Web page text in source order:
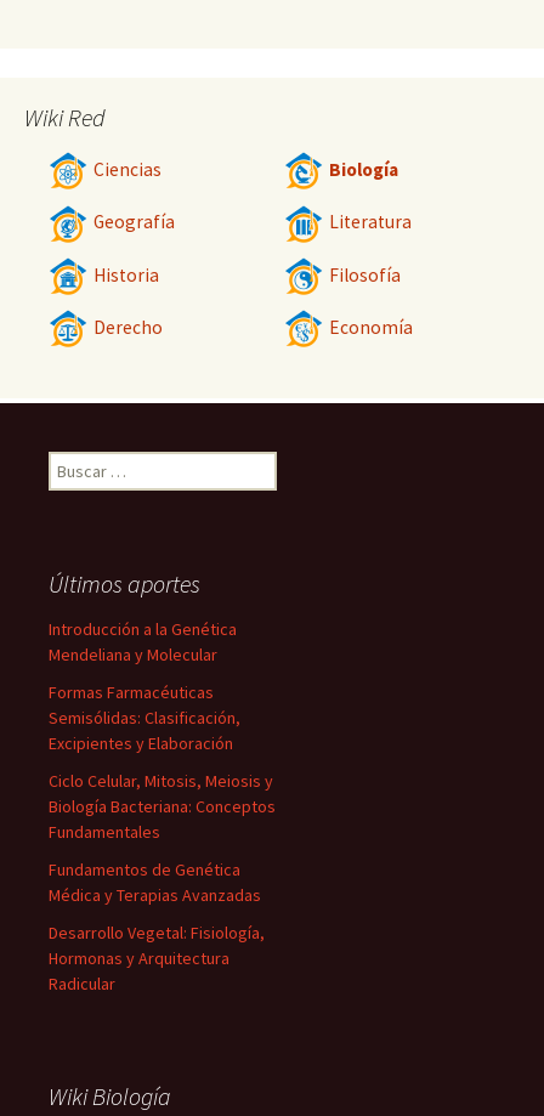
Wiki Red
Ciencias Biología
Geografía Literatura
Historia Filosofía
Derecho Economía
Buscar:
Últimos aportes
Introducción a la Genética
Mendeliana y Molecular
Formas Farmacéuticas
Semisólidas: Clasificación,
Excipientes y Elaboración
Ciclo Celular, Mitosis, Meiosis y
Biología Bacteriana: Conceptos
Fundamentales
Fundamentos de Genética
Médica y Terapias Avanzadas
Desarrollo Vegetal: Fisiología,
Hormonas y Arquitectura
Radicular
Wiki Biología